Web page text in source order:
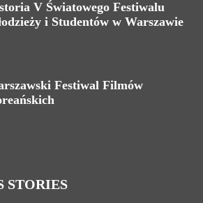
V Światowego Festiwalu
i Studentów w Warszawie
Festiwal Filmów
STORIES